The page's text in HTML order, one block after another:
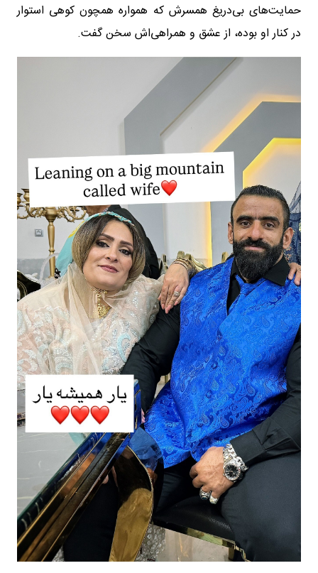
حمایت‌های بی‌دریغ همسرش که همواره همچون کوهی استوار
در کنار او بوده، از عشق و همراهی‌اش سخن گفت.